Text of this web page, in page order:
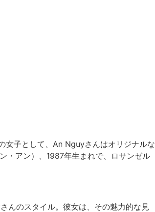
女子として、An Nguyさんはオリジナルな
・アン）、1987年生まれで、ロサンゼル
んのスタイル。彼女は、その魅力的な見